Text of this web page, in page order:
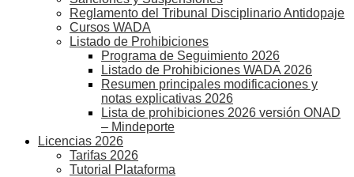
Reglamento del Tribunal Disciplinario Antidopaje
Cursos WADA
Listado de Prohibiciones
Programa de Seguimiento 2026
Listado de Prohibiciones WADA 2026
Resumen principales modificaciones y
notas explicativas 2026
Lista de prohibiciones 2026 versión ONAD
– Mindeporte
Licencias 2026
Tarifas 2026
Tutorial Plataforma